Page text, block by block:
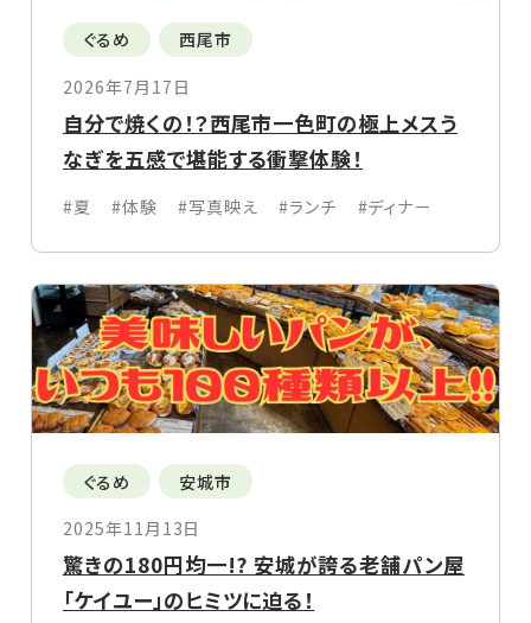
ぐるめ
西尾市
2026年7月17日
自分で焼くの！？西尾市一色町の極上メスう
なぎを五感で堪能する衝撃体験！
#夏 #体験 #写真映え #ランチ #ディナー
ぐるめ
安城市
2025年11月13日
驚きの180円均一!? 安城が誇る老舗パン屋
「ケイユー」のヒミツに迫る！